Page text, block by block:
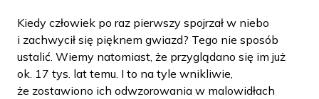
Kiedy człowiek po raz pierwszy spojrzał w niebo
i zachwycił się pięknem gwiazd? Tego nie sposób
ustalić. Wiemy natomiast, że przyglądano się im już
ok. 17 tys. lat temu. I to na tyle wnikliwie,
że zostawiono ich odwzorowania w malowidłach